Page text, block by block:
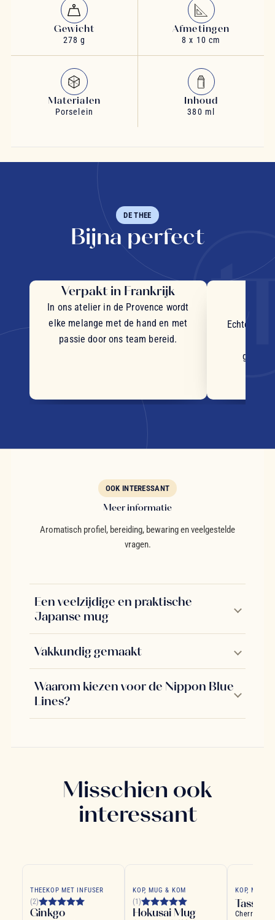
Gewicht
278 g
Afmetingen
8 x 10 cm
Materialen
Porselein
Inhoud
380 ml
DE THEE
Bijna perfect
Verpakt in Frankrijk
In ons atelier in de Provence wordt
elke melange met de hand en met
passie door ons team bereid.
Echte
OOK INTERESSANT
Meer informatie
Aromatisch profiel, bereiding, bewaring en veelgestelde
vragen.
Een veelzijdige en praktische
Japanse mug
Vakkundig gemaakt
Waarom kiezen voor de Nippon Blue
Lines?
Misschien ook
interessant
THEEKOP MET INFUSER
(2)
Ginkgo
KOP, MUG & KOM
(1)
Hokusai Mug
KOP, MUG &
Tasse
Cherry Blue